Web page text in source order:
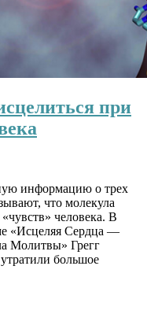
при
информацию о трех
что молекула
человека. В
«Исцеляя Сердца —
Молитвы» Грегг
большое